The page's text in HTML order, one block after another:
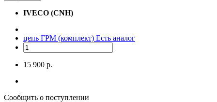
IVECO (CNH)
цепь ГРМ (комплект) Есть аналог
15 900 р.
Сообщить о поступлении